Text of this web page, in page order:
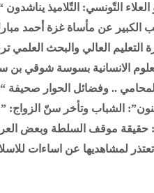
العلاء التّونسي: التّلاميذ
الكبير عن مأساة غزة أحمد
التعليم العالي والبحث
الانسانية بسوسةشوقي بن
.. وفضائل الحوار صحيفة
الشباب وتأخر سنّ الزواج:
حقيقة موقف السلطة وبعض
لمشاهديها عن اساءات